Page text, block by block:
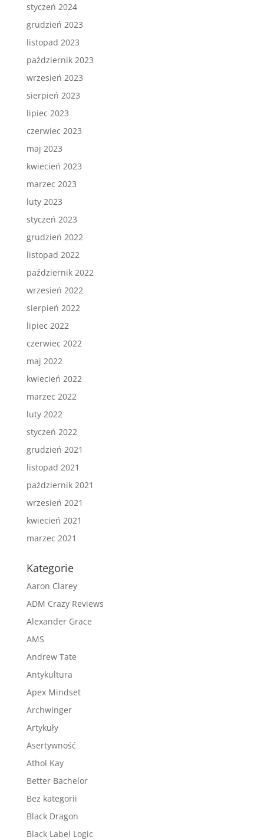
styczeń 2024
grudzień 2023
listopad 2023
październik 2023
wrzesień 2023
sierpień 2023
lipiec 2023
czerwiec 2023
maj 2023
kwiecień 2023
marzec 2023
luty 2023
styczeń 2023
grudzień 2022
listopad 2022
październik 2022
wrzesień 2022
sierpień 2022
lipiec 2022
czerwiec 2022
maj 2022
kwiecień 2022
marzec 2022
luty 2022
styczeń 2022
grudzień 2021
listopad 2021
październik 2021
wrzesień 2021
kwiecień 2021
marzec 2021
Kategorie
Aaron Clarey
ADM Crazy Reviews
Alexander Grace
AMS
Andrew Tate
Antykultura
Apex Mindset
Archwinger
Artykuły
Asertywność
Athol Kay
Better Bachelor
Bez kategorii
Black Dragon
Black Label Logic